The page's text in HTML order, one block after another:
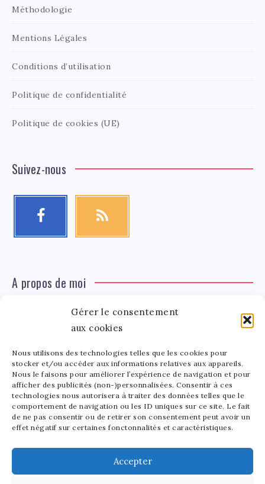
Gérer le consentement
aux cookies
Nous utilisons des technologies telles que les cookies pour
stocker et/ou accéder aux informations relatives aux appareils.
Nous le faisons pour améliorer l’expérience de navigation et pour
afficher des publicités (non-)personnalisées. Consentir à ces
technologies nous autorisera à traiter des données telles que le
comportement de navigation ou les ID uniques sur ce site. Le fait
de ne pas consentir ou de retirer son consentement peut avoir un
effet négatif sur certaines fonctonnalités et caractéristiques.
Accepter
Méthodologie
Mentions Légales
Conditions d’utilisation
Politique de confidentialité
Politique de cookies (UE)
Suivez-nous
A propos de moi
Tinger
Léa Tinger
Fondatrice
Fondatrice de FortunedeStar.com, je fusionne ma
passion pour les cultures et l'économie des célébrités.
Entre la gestion de mon site et la poterie, je trouve le
bonheur dans l'équilibre de mes activités. Mère d'un
bout de chou de 5 ans, je partage avec lui l'amour de
l'art sous toutes ses formes.